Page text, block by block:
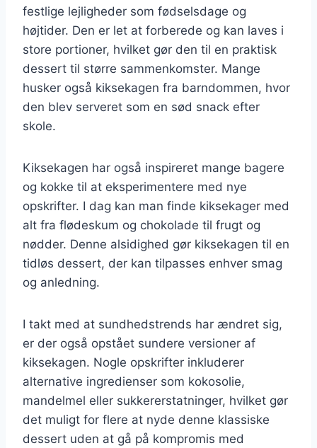
festlige lejligheder som fødselsdage og
højtider. Den er let at forberede og kan laves i
store portioner, hvilket gør den til en praktisk
dessert til større sammenkomster. Mange
husker også kiksekagen fra barndommen, hvor
den blev serveret som en sød snack efter
skole.
Kiksekagen har også inspireret mange bagere
og kokke til at eksperimentere med nye
opskrifter. I dag kan man finde kiksekager med
alt fra flødeskum og chokolade til frugt og
nødder. Denne alsidighed gør kiksekagen til en
tidløs dessert, der kan tilpasses enhver smag
og anledning.
I takt med at sundhedstrends har ændret sig,
er der også opstået sundere versioner af
kiksekagen. Nogle opskrifter inkluderer
alternative ingredienser som kokosolie,
mandelmel eller sukkererstatninger, hvilket gør
det muligt for flere at nyde denne klassiske
dessert uden at gå på kompromis med